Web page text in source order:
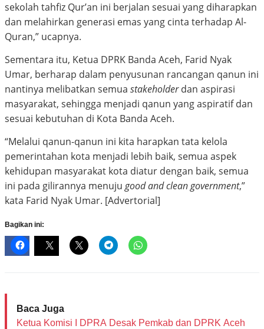
sekolah tahfiz Qur’an ini berjalan sesuai yang diharapkan
dan melahirkan generasi emas yang cinta terhadap Al-
Quran,” ucapnya.
Sementara itu, Ketua DPRK Banda Aceh, Farid Nyak
Umar, berharap dalam penyusunan rancangan qanun ini
nantinya melibatkan semua stakeholderdan aspirasi
masyarakat, sehingga menjadi qanun yang aspiratif dan
sesuai kebutuhan di Kota Banda Aceh.
“Melalui qanun-qanun ini kita harapkan tata kelola
pemerintahan kota menjadi lebih baik, semua aspek
kehidupan masyarakat kota diatur dengan baik, semua
ini pada gilirannya menujugood and clean government,”
kata Farid Nyak Umar. [Advertorial]
Bagikan ini:
Baca Juga
Ketua Komisi I DPRA Desak Pemkab dan DPRK Aceh